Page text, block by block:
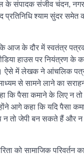
के संपादक संजीव चंदन, नगर
प्रतिनिधि श्याम सुंदर समेत
आज के दौर में स्वतंत्र
हाउस पर नियंत्रण के
ऐसे में लेखक ने आंचलिक
से सामने लाने का
कि पैसा कमाने के लिए न तो
आगे कहा कि यदि पैसा
न तो जेपी बन सकते हैं और न
को सामाजिक परिवर्तन